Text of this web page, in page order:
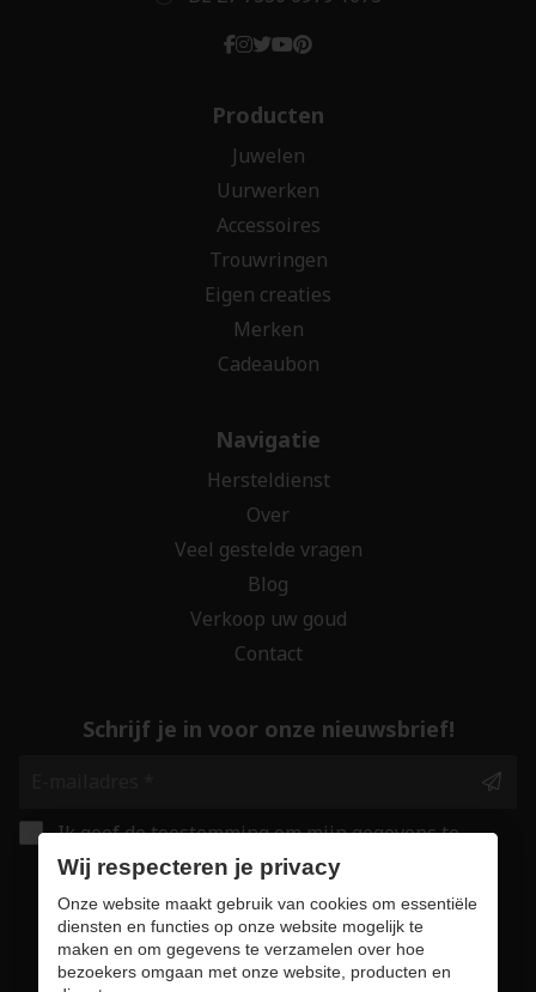
Producten
Juwelen
Uurwerken
Accessoires
Trouwringen
Eigen creaties
Merken
Cadeaubon
Navigatie
Hersteldienst
Over
Veel gestelde vragen
Blog
Verkoop uw goud
Contact
Schrijf je in voor onze nieuwsbrief!
Ik geef de toestemming om mijn gegevens te
bewaren en verwerken zoals aangegeven in
onze
privacy statement. *
Veilig online winkelen
Wij respecteren je privacy
Onze website maakt gebruik van cookies om essentiële
diensten en functies op onze website mogelijk te
maken en om gegevens te verzamelen over hoe
bezoekers omgaan met onze website, producten en